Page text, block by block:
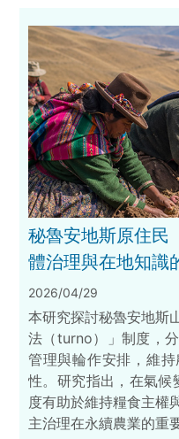
秘魯安地斯原住民
體治理與在地知識
2026/04/29
本研究探討秘魯安地斯
法（turno）」制度，
管理與輪作安排，維
性。研究指出，在氣
度有助於維持糧食主權
主治理在永續農業的重